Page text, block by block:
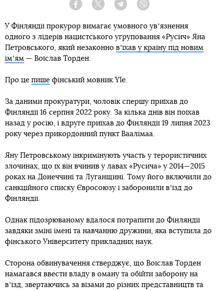
Facebook Twitter Telegram
У Фінляндії прокурор вимагає умовного увʼязнення
одного з лідерів нацистського угруповання «Русич» Яна
Петровського, який незаконно вʼїхав у країну під новим
імʼям — Воїслав Торден.
Про це пише фінський мовник Yle.
За даними прокуратури, чоловік спершу приїхав до
Фінляндії 16 серпня 2022 року. За кілька днів він поїхав
назад у росію, і вдруге приїхав до Фінляндії 19 липня 2023
року через прикордонний пункт Ваалімаа.
Яну Петровському інкримінують участь у терористичних
злочинах, що їх він вчинив у лавах «Русича» у 2014—2015
роках на Донеччині та Луганщині. Тому його включили до
санкційного списку Євросоюзу і заборонили вʼїзд до
Фінляндії.
Однак підозрюваному вдалося потрапити до Фінляндії
завдяки зміні імені та навчанню дружини, яка вступила до
фінського Університету прикладних наук.
Сторона обвинувачення стверджує, що Воїслав Торден
намагався ввести владу в оману та обійти заборону на
вʼїзд, звертаючись за візами до різних представництв та